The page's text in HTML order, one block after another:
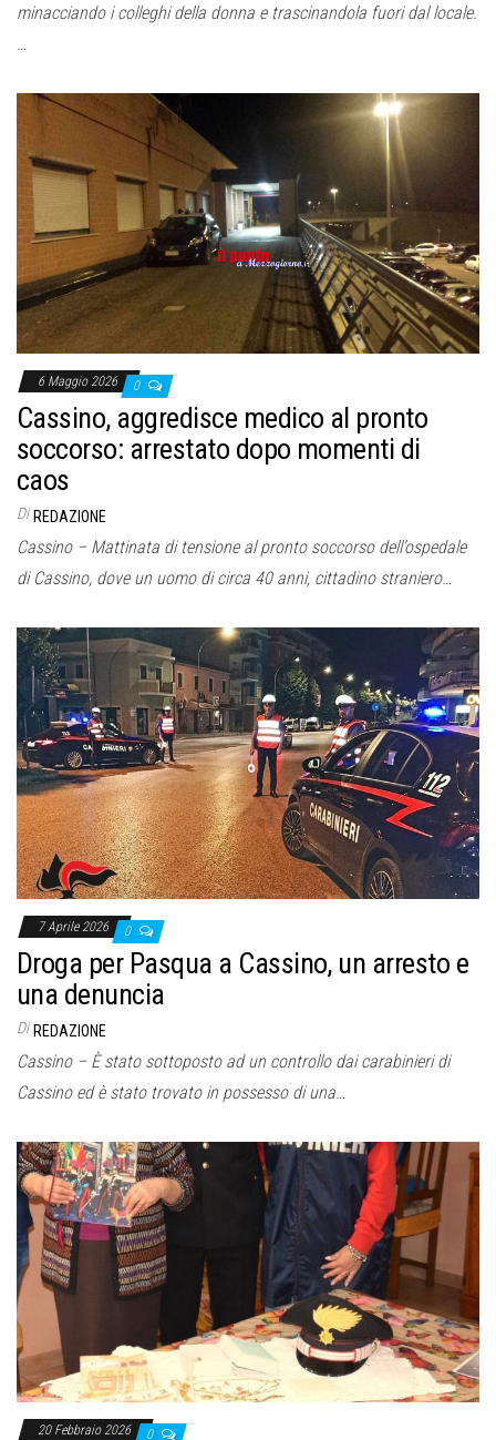
minacciando i colleghi della donna e trascinandola fuori dal locale.
…
6 Maggio 2026 0
Cassino, aggredisce medico al pronto
soccorso: arrestato dopo momenti di
caos
Di REDAZIONE
Cassino – Mattinata di tensione al pronto soccorso dell’ospedale
di Cassino, dove un uomo di circa 40 anni, cittadino straniero…
7 Aprile 2026 0
Droga per Pasqua a Cassino, un arresto e
una denuncia
Di REDAZIONE
Cassino – È stato sottoposto ad un controllo dai carabinieri di
Cassino ed è stato trovato in possesso di una…
20 Febbraio 2026 0